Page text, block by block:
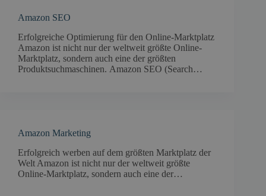
Amazon SEO
Erfolgreiche Optimierung für den Online-Marktplatz
Amazon ist nicht nur der weltweit größte Online-
Marktplatz, sondern auch eine der größten
Produktsuchmaschinen. Amazon SEO (Search…
Amazon Marketing
Erfolgreich werben auf dem größten Marktplatz der
Welt Amazon ist nicht nur der weltweit größte
Online-Marktplatz, sondern auch eine der…